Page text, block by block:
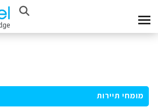
מומחי תיירות